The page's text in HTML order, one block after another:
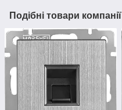
Подібні товари компанії